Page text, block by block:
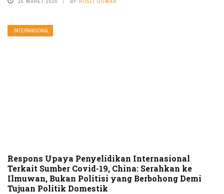
INTERNASIONAL
Respons Upaya Penyelidikan Internasional
Terkait Sumber Covid-19, China: Serahkan ke
Ilmuwan, Bukan Politisi yang Berbohong Demi
Tujuan Politik Domestik